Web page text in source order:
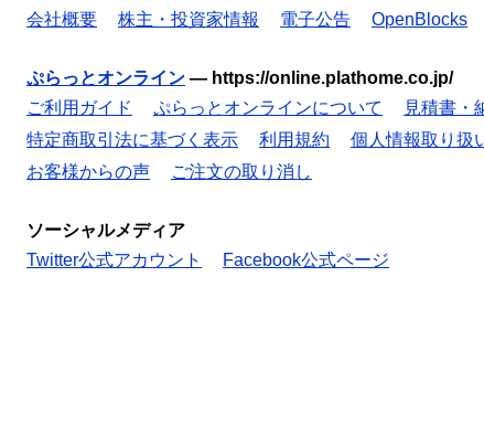
会社概要
株主・投資家情報 電子公告 OpenBlocks
ぷらっとオンライン — https://online.plathome.co.jp/
ご利用ガイド
ぷらっとオンラインについて 見積書・
特定商取引法に基づく表示
利用規約 個人情報取り扱
お客様からの声
ご注文の取り消し
ソーシャルメディア
Twitter公式アカウント
Facebook公式ページ